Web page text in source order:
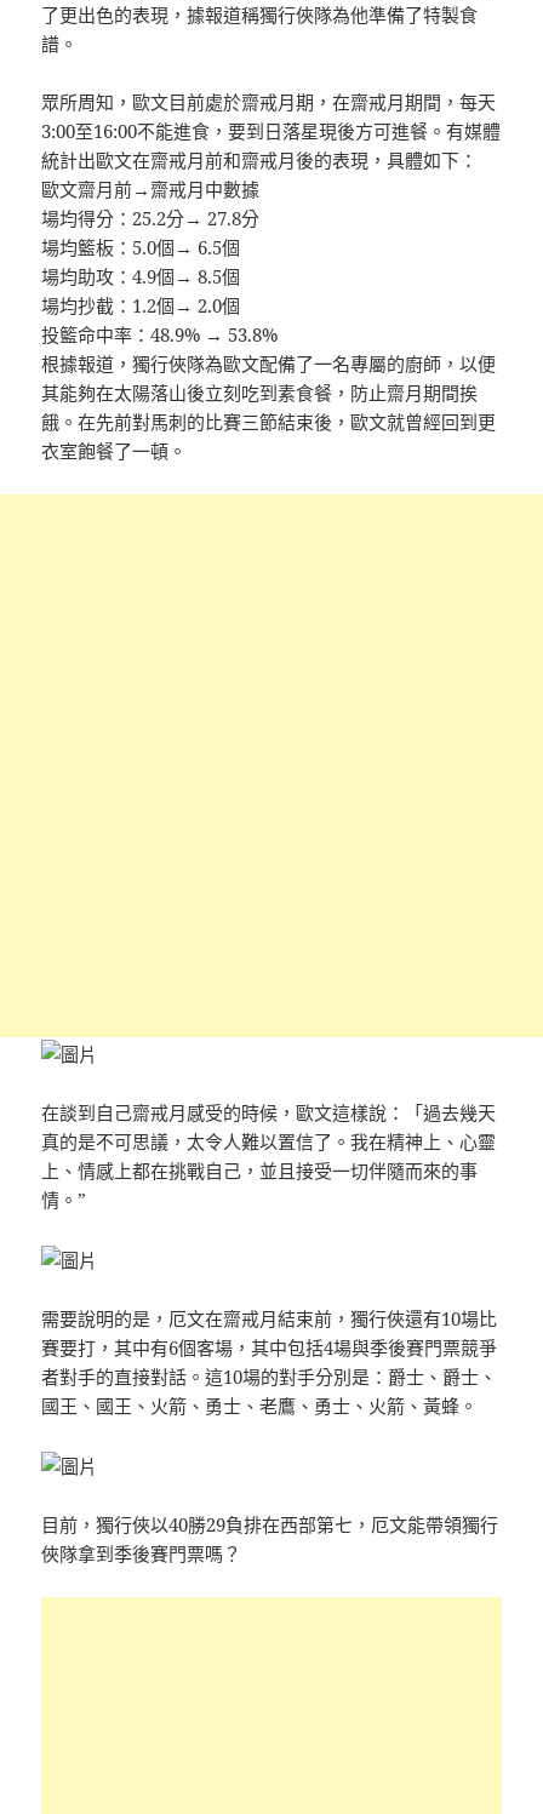
了更出色的表現，據報道稱獨行俠隊為他準備了特製食
譜。
眾所周知，歐文目前處於齋戒月期，在齋戒月期間，每天
3:00至16:00不能進食，要到日落星現後方可進餐。有媒體
統計出歐文在齋戒月前和齋戒月後的表現，具體如下：
歐文齋月前→齋戒月中數據
場均得分：25.2分→ 27.8分
場均籃板：5.0個→ 6.5個
場均助攻：4.9個→ 8.5個
場均抄截：1.2個→ 2.0個
投籃命中率：48.9% → 53.8%
根據報道，獨行俠隊為歐文配備了一名專屬的廚師，以便
其能夠在太陽落山後立刻吃到素食餐，防止齋月期間挨
餓。在先前對馬刺的比賽三節結束後，歐文就曾經回到更
衣室飽餐了一頓。
在談到自己齋戒月感受的時候，歐文這樣說：「過去幾天
真的是不可思議，太令人難以置信了。我在精神上、心靈
上、情感上都在挑戰自己，並且接受一切伴隨而來的事
情。”
需要說明的是，厄文在齋戒月結束前，獨行俠還有10場比
賽要打，其中有6個客場，其中包括4場與季後賽門票競爭
者對手的直接對話。這10場的對手分別是：爵士、爵士、
國王、國王、火箭、勇士、老鷹、勇士、火箭、黃蜂。
目前，獨行俠以40勝29負排在西部第七，厄文能帶領獨行
俠隊拿到季後賽門票嗎？